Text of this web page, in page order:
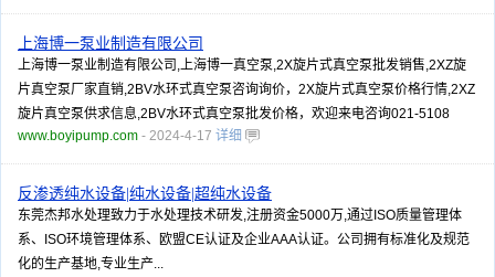
上海博一泵业制造有限公司
上海博一泵业制造有限公司,上海博一真空泵,2X旋片式真空泵批发销售,2XZ旋
片真空泵厂家直销,2BV水环式真空泵咨询询价，2X旋片式真空泵价格行情,2XZ
旋片真空泵供求信息,2BV水环式真空泵批发价格，欢迎来电咨询021-5108
www.boyipump.com - 2024-4-17 详细
反渗透纯水设备|纯水设备|超纯水设备
东莞杰邦水处理致力于水处理技术研发,注册资金5000万,通过ISO质量管理体
系、ISO环境管理体系、欧盟CE认证及企业AAA认证。公司拥有标准化及规范
化的生产基地,专业生产...